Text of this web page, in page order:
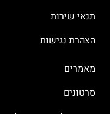
תנאי שירות
הצהרת נגישות
מאמרים
סרטונים